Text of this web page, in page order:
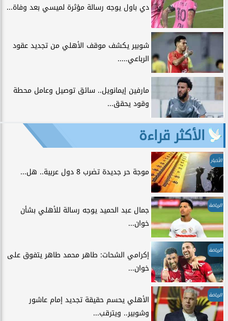
دي باول يوجه رسالة مؤثرة لميسي بعد وفاة...
شوبير يكشف موقف الأهلي من تجديد عقود
الرباعي.....
مارفين إيمانويل.. سائق توصيل وعامل محطة
وقود يحقق...
الأكثر قراءة
الأخبار
موجة حر جديدة تضرب 8 دول عربية.. هل...
الرياضة
جمال عبد الحميد يوجه رسالة للأهلي بشأن
خوان...
الرياضة
إكرامي الشحات: طاهر محمد طاهر يتفوق على
خوان...
الرياضة
الأهلي يحسم حقيقة تجديد إمام عاشور
وشوبير.. ويترقب...